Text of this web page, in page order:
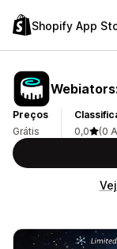
Shopify App
Preços
Grátis
0,0
(0